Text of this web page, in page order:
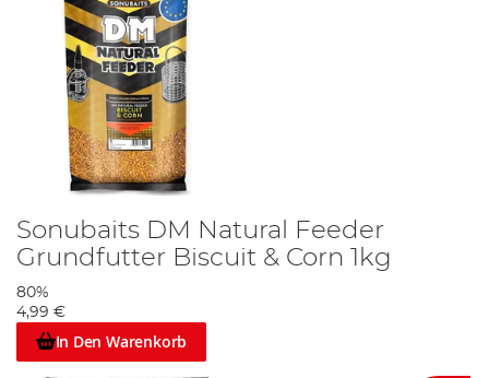
Sonubaits DM Natural Feeder
Grundfutter Biscuit & Corn 1kg
80%
4,99 €
In Den Warenkorb